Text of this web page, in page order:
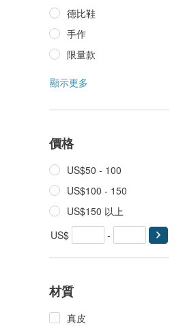
德比鞋
手作
限量款
顯示更多
價格
US$50 - 100
US$100 - 150
US$150 以上
US$
-
材質
真皮